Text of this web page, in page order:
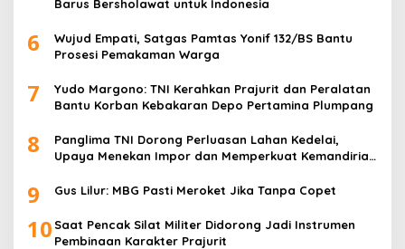
Barus Bersholawat untuk Indonesia
6
Wujud Empati, Satgas Pamtas Yonif 132/BS Bantu
Prosesi Pemakaman Warga
7
Yudo Margono: TNI Kerahkan Prajurit dan Peralatan
Bantu Korban Kebakaran Depo Pertamina Plumpang
8
Panglima TNI Dorong Perluasan Lahan Kedelai,
Upaya Menekan Impor dan Memperkuat Kemandirian
9 Gus Lilur: MBG Pasti Meroket Jika Tanpa Copet
10 Saat Pencak Silat Militer Didorong Jadi Instrumen
Pembinaan Karakter Prajurit